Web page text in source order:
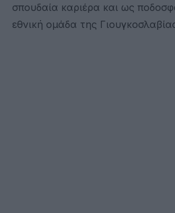
σπουδαία καριέρα και ως
εθνική ομάδα της